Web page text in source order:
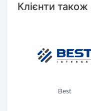
Клієнти
Best